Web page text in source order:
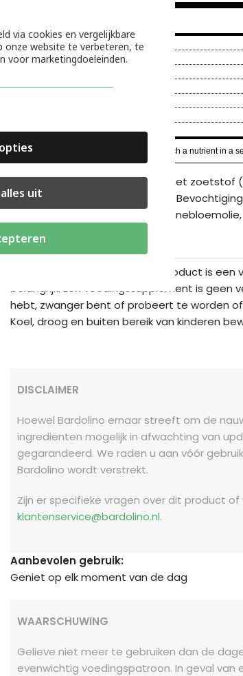
Vetten
Verzadigde vetten
Koolhydraten
Eiwit
* The % Daily Value (DV) tells you how much a nutrient in a
Ingrediënten:Melkchocolade met zoetstof
Soja-eiwit), Collageenpeptiden,
Cacaopoeder, Cacaoboter,
Dit product is
belangrijk. Een voedingssupplement is geen
hebt, zwanger bent of probeert te worden
Koel, droog en buiten bereik van kinderen
DISCLAIMER
Hoewel Bardolino ernaar streeft om de
ingrediënten mogelijk in afwachting van
gegarandeerd. We raden u aan vóór
Bardolino wordt verstrekt.
Zijn er specifieke vragen over dit product
klantenservice@bardolino.nl.
Aanbevolen gebruik:
Geniet op elk moment van de dag
WAARSCHUWING
Gelieve niet meer te gebruiken dan de
evenwichtig voedingspatroon. In geval van
via cookies en vergelijkbare
onze website te verbeteren, te
voor marketingdoeleinden.
uit